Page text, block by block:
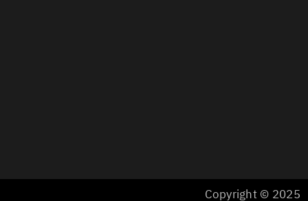
Copyright © 2025